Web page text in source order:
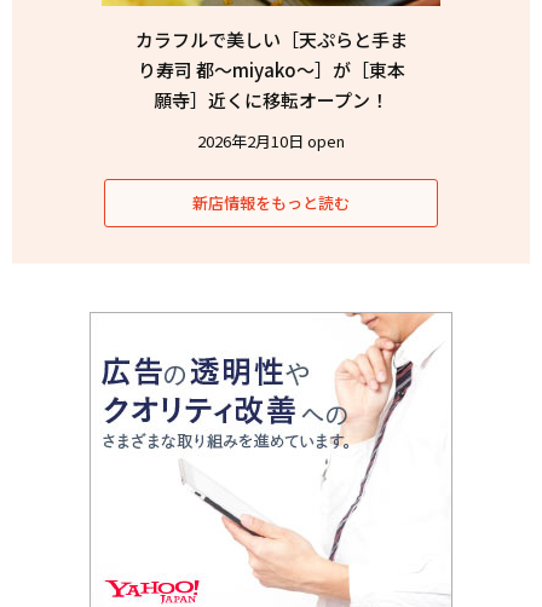
カラフルで美しい［天ぷらと手ま
り寿司 都〜miyako〜］が［東本
願寺］近くに移転オープン！
2026年2月10日 open
新店情報をもっと読む